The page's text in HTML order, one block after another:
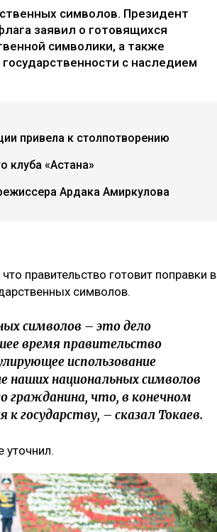
символов. Президент
заявил о готовящихся
символики, а также
с наследием
привела к столпотворению
клуба «Астана»
Ардака Амиркулова
правительство готовит поправки в
символов.
символов – это дело
время правительство
использование
наших национальных символов
гражданина, что, в конечном
государству, – сказал Токаев.
уточнил.